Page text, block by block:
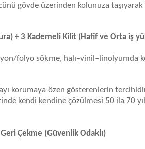
gövde üzerinden kolunuza
+ 3 Kademeli Kilit (Hafif ve Orta iş
folyo sökme, halı–vinil–linolyumda
korumaya özen gösterenlerin
kendi kendine çözülmesi 50 ila 70
Çekme (Güvenlik Odaklı)